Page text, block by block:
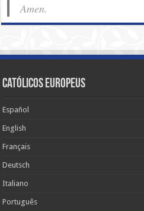
Amen.
Católicos Europeus
Español
English
Français
Deutsch
Italiano
Português